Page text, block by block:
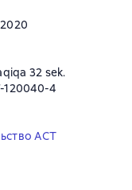
32 sek.
120040-4
АСТ